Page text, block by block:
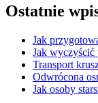
Ostatnie
Jak
Jak wyczyścić
Transport
Odwrócona
Jak osoby